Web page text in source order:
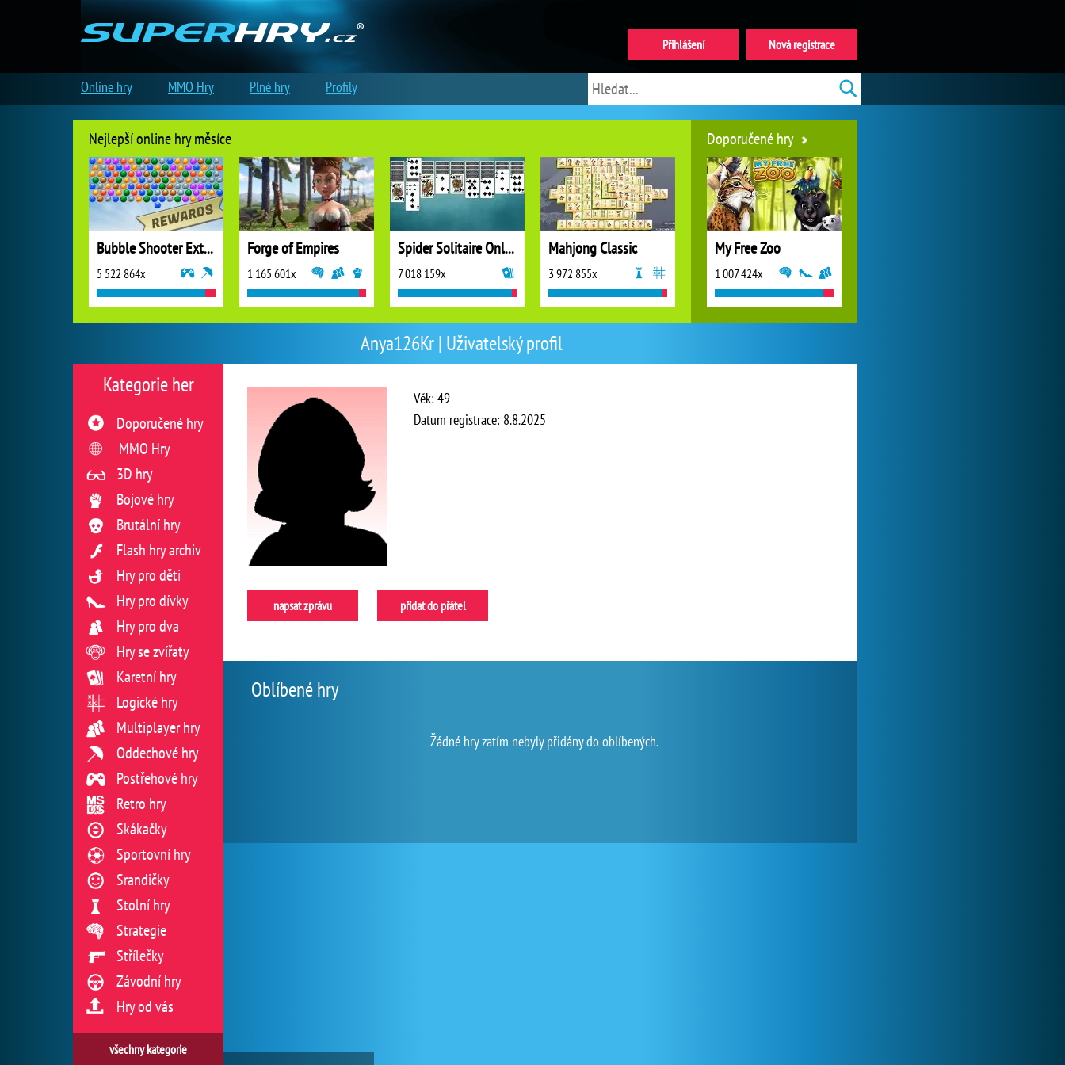
Anya126Kr | Uživatelský profil
Věk: 49
Datum registrace: 8.8.2025
napsat zprávu přidat do přátel
Oblíbené hry
Žádné hry zatím nebyly přidány do oblíbených.
Kategorie her
Doporučené hry
MMO Hry
3D hry
Bojové hry
Brutální hry
Flash hry archiv
Hry pro děti
Hry pro dívky
Hry pro dva
Hry se zvířaty
Karetní hry
Logické hry
Multiplayer hry
Oddechové hry
Postřehové hry
Retro hry
Skákačky
Sportovní hry
Srandičky
Stolní hry
Strategie
Střílečky
Závodní hry
Hry od vás
všechny kategorie
Nejlepší online hry měsíce
Bubble Shooter Extreme
5 522 864x
Forge of Empires
1 165 601x
Spider Solitaire Online
7 018 159x
Mahjong Classic
3 972 855x
Doporučené hry
My Free Zoo
1 007 424x
Nová registrace
Přihlášení
Online hry MMO Hry Plné hry Profily